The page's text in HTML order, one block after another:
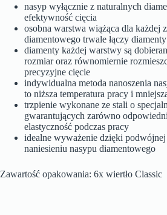
nasyp wyłącznie z naturalnych
efektywność cięcia
osobna warstwa wiążąca dla każdej
diamentowego trwale łączy
diamenty każdej warstwy są
rozmiar oraz równomiernie
precyzyjne cięcie
indywidualna metoda nanoszenia
to niższa temperatura pracy i
trzpienie wykonane ze stali o
gwarantujących zarówno
elastyczność podczas pracy
idealne wyważenie dzięki
naniesieniu nasypu diamentowego
Zawartość opakowania: 6x wiertło Classic